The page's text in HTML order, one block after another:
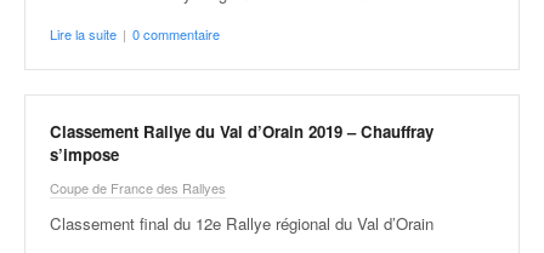
Lire la suite | 0 commentaire
Classement Rallye du Val d’Orain 2019 – Chauffray
s’impose
Coupe de France des Rallyes
Classement final du 12e Rallye régional du Val d’Orain